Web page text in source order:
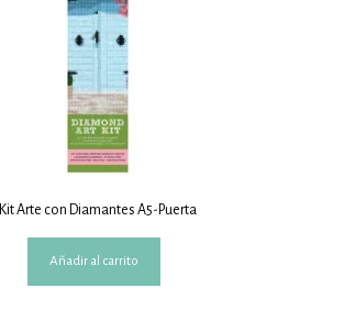
Kit Arte con Diamantes A5-Puerta
Añadir al carrito